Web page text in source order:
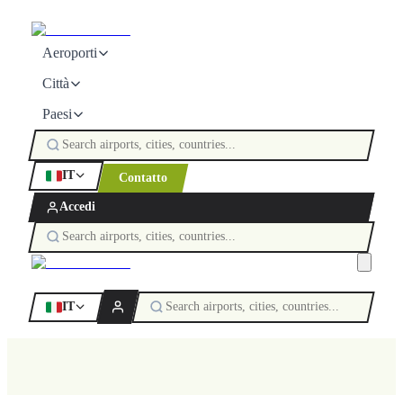
Aeroporti
Città
Paesi
IT Contatto
Accedi
IT